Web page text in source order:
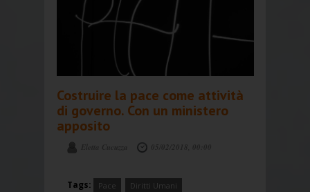
Costruire la pace come attività
di governo. Con un ministero
apposito
Tags: Pace
Diritti Umani